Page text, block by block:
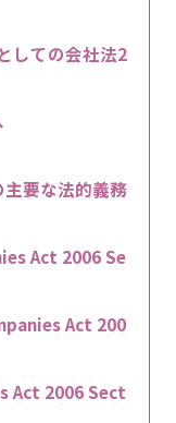
しての会社法2
要な法的義務
Act 2006 Se
Act 200
Act 2006 Sect